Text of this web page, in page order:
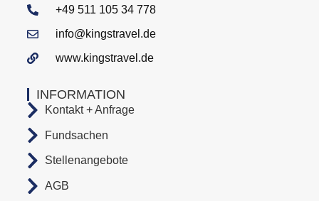
INFORMATION
Kontakt + Anfrage
Fundsachen
Stellenangebote
AGB
+49 511 105 34 778
info@kingstravel.de
www.kingstravel.de